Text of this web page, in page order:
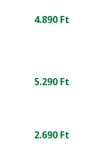
4.890 Ft
5.290 Ft
2.690 Ft